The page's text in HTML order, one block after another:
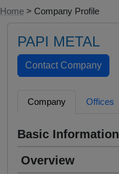
Home > Company Profile
PAPI METAL
Company Offices
Basic Information
Overview